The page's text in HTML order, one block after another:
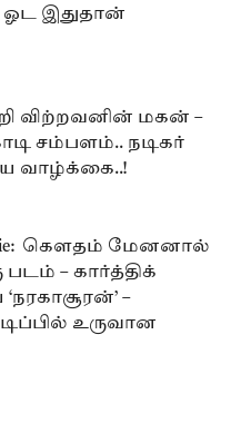
ஓட இதுதான்
விற்றவனின் மகன் –
சம்பளம்.. நடிகர்
வாழ்க்கை..!
கௌதம் மேனனால்
– கார்த்திக்
–
உருவான